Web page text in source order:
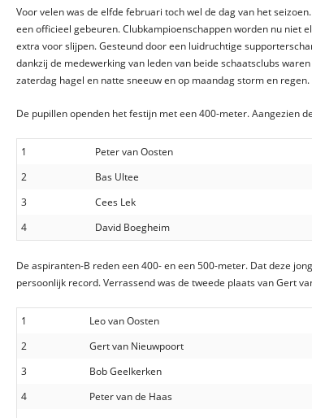
Voor velen was de elfde februari toch wel de dag van het
een officieel gebeuren. Clubkampioenschappen worden nu niet
extra voor slijpen. Gesteund door een luidruchtige
dankzij de medewerking van leden van beide schaatsclubs
zaterdag hagel en natte sneeuw en op maandag storm en
De pupillen openden het festijn met een 400-meter. Aangezien
1 Peter van Oosten
2
Bas Ultee
3
Cees Lek
4
David Boegheim
De aspiranten-B reden een 400- en een 500-meter. Dat deze
persoonlijk record. Verrassend was de tweede plaats van Gert
1 Leo van Oosten
2
Gert van Nieuwpoort
3
Bob Geelkerken
4
Peter van de Haas